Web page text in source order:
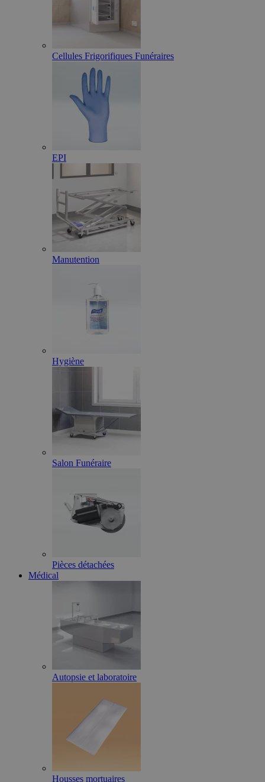
Cellules Frigorifiques Funéraires
EPI
Manutention
Hygiène
Salon Funéraire
Pièces détachées
Médical
Autopsie et laboratoire
Housses mortuaires